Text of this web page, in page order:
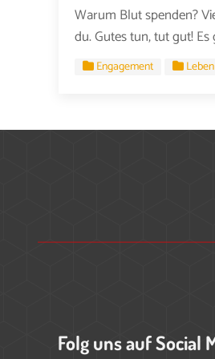
Warum Blut spenden?
du. Gutes tun, tut gut! Es
Engagement Leben
Folg uns auf Social